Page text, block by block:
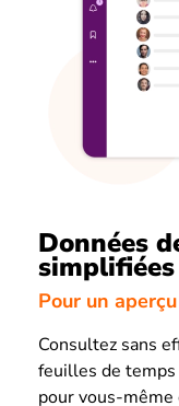
Données
Pour un
Consultez sans
feuilles de
pour vous-